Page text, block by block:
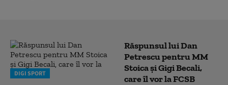
DIGI SPORT
Răspunsul lui Dan
Petrescu pentru MM
Stoica și Gigi Becali,
care îl vor la FCSB